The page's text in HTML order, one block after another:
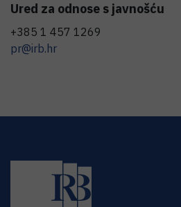
Ured za odnose s javnošću
+385 1 457 1269
pr@irb.hr